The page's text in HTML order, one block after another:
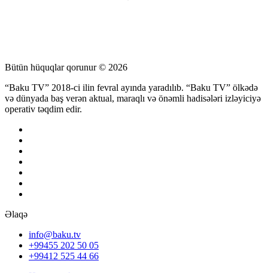
Bütün hüquqlar qorunur © 2026
“Baku TV” 2018-ci ilin fevral ayında yaradılıb. “Baku TV” ölkədə
və dünyada baş verən aktual, maraqlı və önəmli hadisələri izləyiciyə
operativ təqdim edir.
Əlaqə
info@baku.tv
+99455 202 50 05
+99412 525 44 66